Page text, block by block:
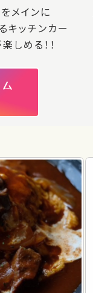
メインに
キッチンカー
しめる！！